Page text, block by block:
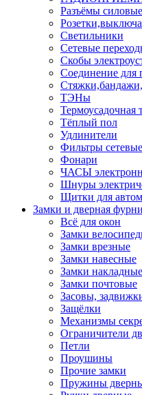
Разъёмы
Светильники
Сетевые
Скобы
Соединение для
ТЭНы
Термоусадочная
Тёплый пол
Удлинители
Фильтры сетевые
Фонари
ЧАСЫ
Шнуры
Щитки для
Замки и дверная
Всё для окон
Замки
Замки врезные
Замки навесные
Замки накладные
Замки почтовые
Засовы,
Защёлки
Механизмы
Ограничители
Петли
Проушины
Прочие замки
Пружины